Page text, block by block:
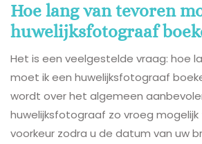
Hoe lang van tevoren
huwelijksfotograaf
Het is een veelgestelde vraag: hoe
moet ik een huwelijksfotograaf
wordt over het algemeen
huwelijksfotograaf zo vroeg mogelijk
voorkeur zodra u de datum van uw